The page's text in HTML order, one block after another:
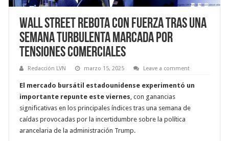
Wall Street rebota con fuerza tras una
semana turbulenta marcada por
tensiones comerciales
Redacción LVN marzo 15, 2025 Leave a comment
El mercado bursátil estadounidense experimentó un
importante repunte este viernes , con ganancias
significativas en los principales índices tras una semana de
caídas provocadas por la incertidumbre sobre la política
arancelaria de la administración Trump.